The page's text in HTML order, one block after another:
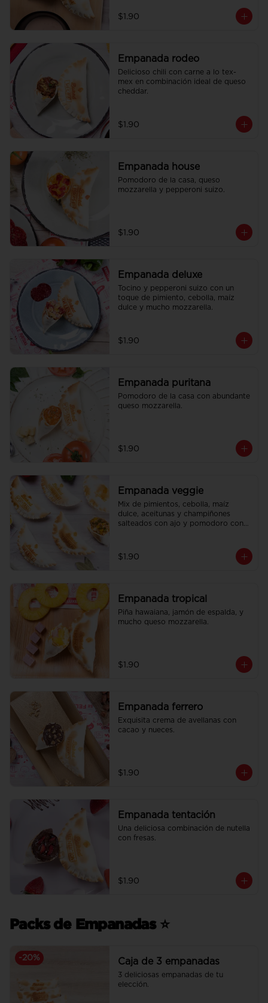
$1.90
Empanada rodeo
Delicioso chili con carne a lo tex-
mex en combinación ideal de queso
cheddar.
$1.90
Empanada house
Pomodoro de la casa, queso
mozzarella y pepperoni suizo.
$1.90
Empanada deluxe
Tocino y pepperoni suizo con un
toque de pimiento, cebolla, maíz
dulce y mucho mozzarella.
$1.90
Empanada puritana
Pomodoro de la casa con abundante
queso mozzarella.
$1.90
Empanada veggie
Mix de pimientos, cebolla, maíz
dulce, aceitunas y champiñones
salteados con ajo y pomodoro con
$1.90
Empanada tropical
Piña hawaiana, jamón de espalda, y
mucho queso mozzarella.
$1.90
Empanada ferrero
Exquisita crema de avellanas con
cacao y nueces.
$1.90
Empanada tentación
Una deliciosa combinación de nutella
con fresas.
$1.90
Packs de Empanadas ⭐
-20% Caja de 3 empanadas
3 deliciosas empanadas de tu
elección.